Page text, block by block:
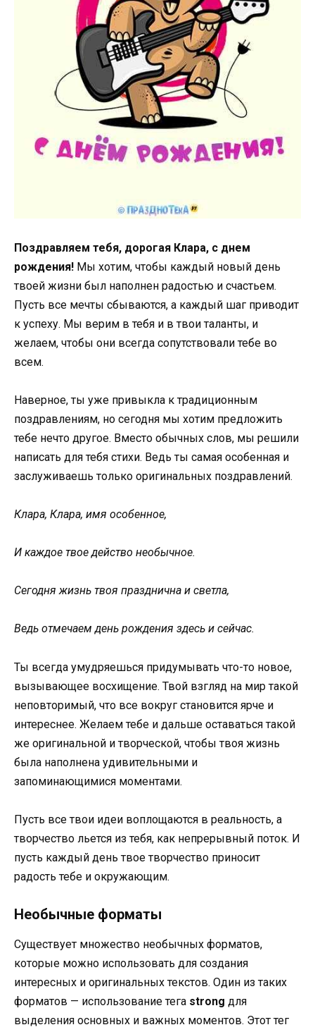
Поздравляем тебя, дорогая Клара, с днем
рождения! Мы хотим, чтобы каждый новый день
твоей жизни был наполнен радостью и счастьем.
Пусть все мечты сбываются, а каждый шаг приводит
к успеху. Мы верим в тебя и в твои таланты, и
желаем, чтобы они всегда сопутствовали тебе во
всем.
Наверное, ты уже привыкла к традиционным
поздравлениям, но сегодня мы хотим предложить
тебе нечто другое. Вместо обычных слов, мы решили
написать для тебя стихи. Ведь ты самая особенная и
заслуживаешь только оригинальных поздравлений.
Клара, Клара, имя особенное,
И каждое твое действо необычное.
Сегодня жизнь твоя празднична и светла,
Ведь отмечаем день рождения здесь и сейчас.
Ты всегда умудряешься придумывать что-то новое,
вызывающее восхищение. Твой взгляд на мир такой
неповторимый, что все вокруг становится ярче и
интереснее. Желаем тебе и дальше оставаться такой
же оригинальной и творческой, чтобы твоя жизнь
была наполнена удивительными и
запоминающимися моментами.
Пусть все твои идеи воплощаются в реальность, а
творчество льется из тебя, как непрерывный поток. И
пусть каждый день твое творчество приносит
радость тебе и окружающим.
Необычные форматы
Существует множество необычных форматов,
которые можно использовать для создания
интересных и оригинальных текстов. Один из таких
форматов — использование тега strong для
выделения основных и важных моментов. Этот тег